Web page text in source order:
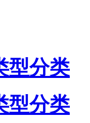
型分类
型分类